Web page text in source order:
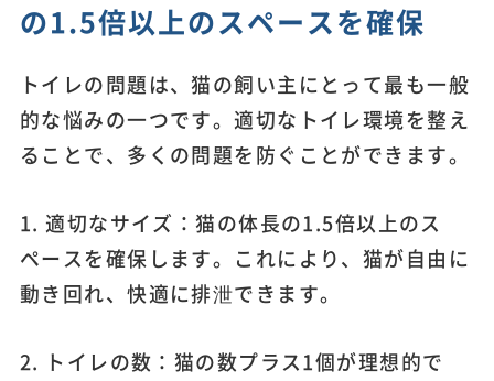
の1.5倍以上のスペースを確保
トイレの問題は、猫の飼い主にとって最も一般
的な悩みの一つです。適切なトイレ環境を整え
ることで、多くの問題を防ぐことができます。
1. 適切なサイズ：猫の体長の1.5倍以上のス
ペースを確保します。これにより、猫が自由に
動き回れ、快適に排泄できます。
2. トイレの数：猫の数プラス1個が理想的で